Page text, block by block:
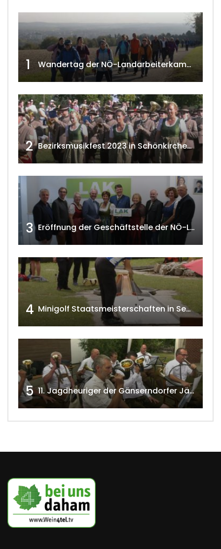
1 Wandertag der NÖ-Landarbeiterkammer in Hollabrunn 2024
2 Bezirksmusikfest 2023 in Schönkirchen-Reyersdorf
3 Eröffnung der Geschäftstelle der NÖ-Landarbeiterkammer in Mistelbach w4tv174
4 Minigolf Staatsmeisterschaften in Seefeld-Kadolz w4tv174
5 11. Jagdheuriger der Gänserndorfer Jäger 2020 w4tv166